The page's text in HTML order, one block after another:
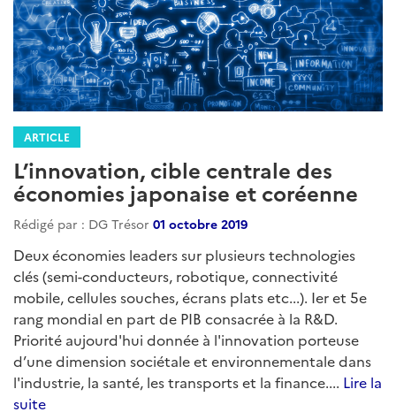
ARTICLE
L’innovation, cible centrale des
économies japonaise et coréenne
Rédigé par : DG Trésor 01 octobre 2019
Deux économies leaders sur plusieurs technologies
clés (semi-conducteurs, robotique, connectivité
mobile, cellules souches, écrans plats etc...). Ier et 5e
rang mondial en part de PIB consacrée à la R&D.
Priorité aujourd'hui donnée à l'innovation porteuse
d’une dimension sociétale et environnementale dans
l'industrie, la santé, les transports et la finance.... Lire la
suite